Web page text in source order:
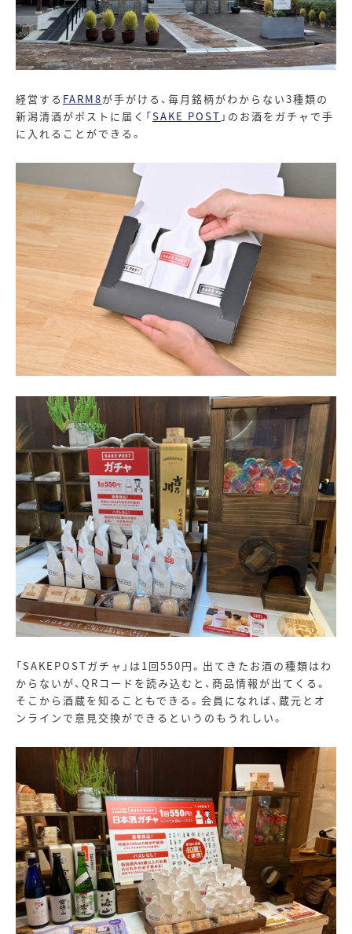
経営する FARM8が手がける、毎月銘柄がわからない3種類の
新潟清酒がポストに届く「SAKE POST 」 のお酒をガチャで手
に入れることができる。
「SAKEPOSTガチャ」は1回550円。出てきたお酒の種類はわ
からないが、 QR コードを読み込むと、商品情報が出てくる。
そこから酒蔵を知ることもできる。会員になれば、蔵元とオ
ンラインで意見交換ができるというのもうれしい。